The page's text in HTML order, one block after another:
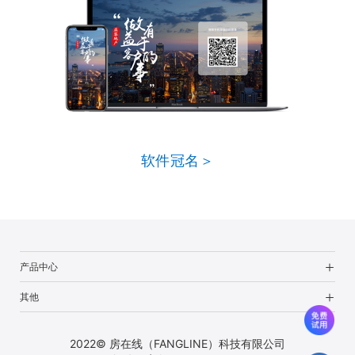
软件冠名＞
产品中心
其他
2022© 房在线（FANGLINE）科技有限公司